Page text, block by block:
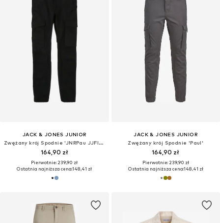
JACK & JONES JUNIOR
Zwężany krój Spodnie 'JNRPau JJFlake'
164,90 zł
Pierwotnie: 239,90 zł
Ostatnia najniższa cena:148,41 zł
JACK & JONES JUNIOR
Zwężany krój Spodnie 'Paul'
164,90 zł
Pierwotnie: 239,90 zł
Ostatnia najniższa cena:148,41 zł